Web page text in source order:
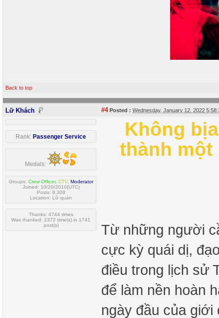
Back to top
Lữ Khách #4Posted : Wednesday, January 12, 2022
Rank: Passenger Service
Medals:
Groups: Crew Officer, CTV, Moderator
Joined: 10/20/2010(UTC)
Posts: 9,308
Location: Lữ quán
Thanks: 4744 times
Was thanked: 2372 time(s) in 1741
post(s)
Không
thành một
Từ những người
cực kỳ quái dị,
điều trong lịch sử
để làm nền hoàn
ngày đầu của giới